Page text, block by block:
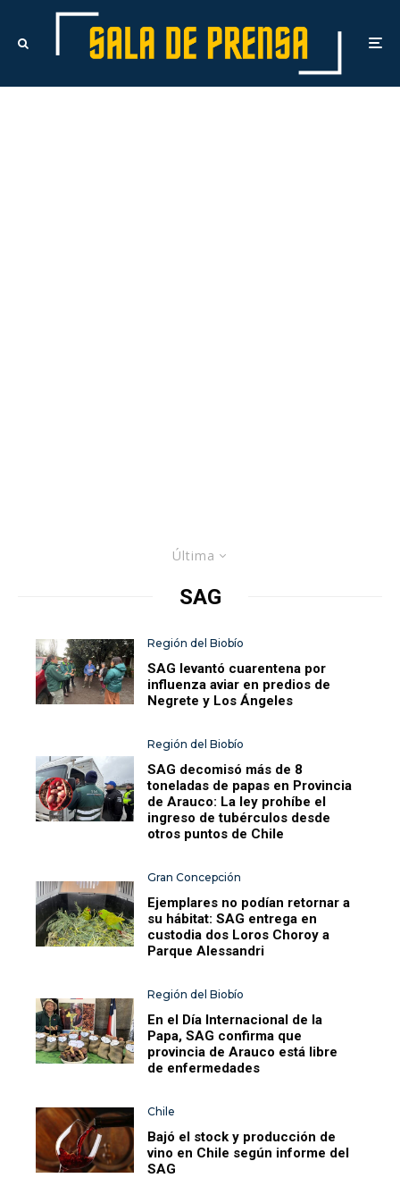
Última
SAG
Región del Biobío
SAG levantó cuarentena por
influenza aviar en predios de
Negrete y Los Ángeles
Región del Biobío
SAG decomisó más de 8
toneladas de papas en Provincia
de Arauco: La ley prohíbe el
ingreso de tubérculos desde
otros puntos de Chile
Gran Concepción
Ejemplares no podían retornar a
su hábitat: SAG entrega en
custodia dos Loros Choroy a
Parque Alessandri
Región del Biobío
En el Día Internacional de la
Papa, SAG confirma que
provincia de Arauco está libre
de enfermedades
Chile
Bajó el stock y producción de
vino en Chile según informe del
SAG